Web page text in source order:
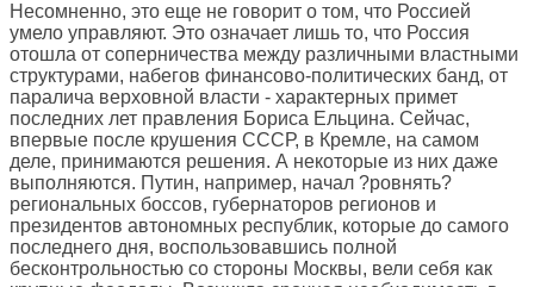
Несомненно, это еще не говорит о том, что Россией
умело управляют. Это означает лишь то, что Россия
отошла от соперничества между различными властными
структурами, набегов финансово-политических банд, от
паралича верховной власти - характерных примет
последних лет правления Бориса Ельцина. Сейчас,
впервые после крушения СССР, в Кремле, на самом
деле, принимаются решения. А некоторые из них даже
выполняются. Путин, например, начал ?ровнять?
региональных боссов, губернаторов регионов и
президентов автономных республик, которые до самого
последнего дня, воспользовавшись полной
бесконтрольностью со стороны Москвы, вели себя как